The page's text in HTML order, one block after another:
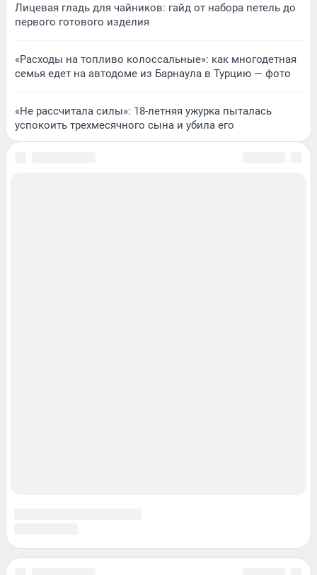
Лицевая гладь для чайников: гайд от набора петель до
первого готового изделия
«Расходы на топливо колоссальные»: как многодетная
семья едет на автодоме из Барнаула в Турцию — фото
«Не рассчитала силы»: 18-летняя ужурка пыталась
успокоить трехмесячного сына и убила его